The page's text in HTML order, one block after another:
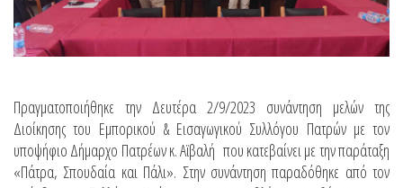
Πραγματοποιήθηκε την Δευτέρα 2/9/2023 συνάντηση μελών της
Διοίκησης του Εμπορικού & Εισαγωγικού Συλλόγου Πατρών με τον
υποψήφιο Δήμαρχο Πατρέων κ. Αϊβαλή που κατεβαίνει με την παράταξη
«Πάτρα, Σπουδαία και Πάλι». Στην συνάντηση παραδόθηκε από τον